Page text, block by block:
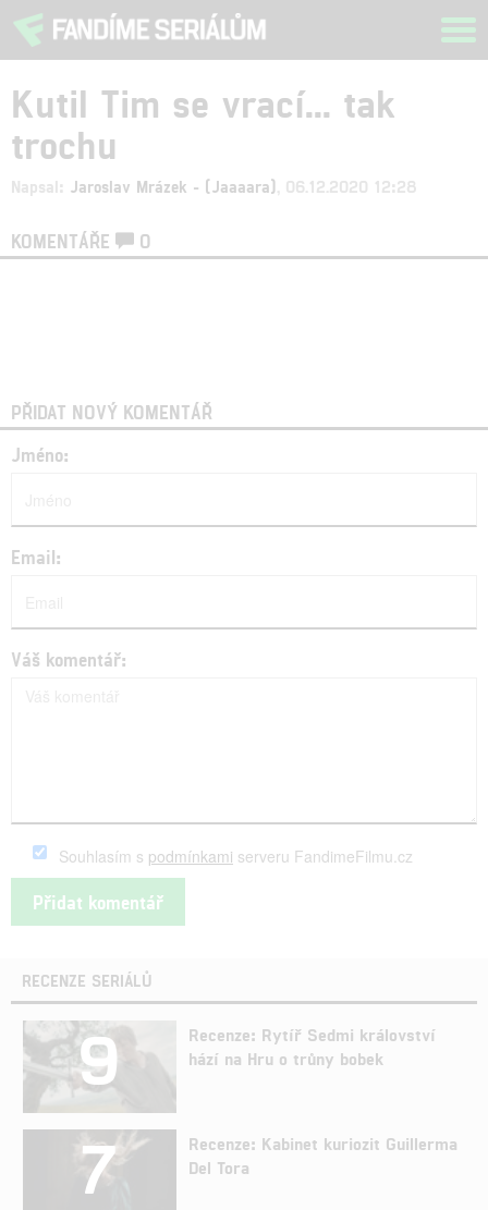
Kutil Tim se vrací... tak
trochu
Napsal: Jaroslav Mrázek - (Jaaaara) , 06.12.2020 12:28
KOMENTÁŘE 0
PŘIDAT NOVÝ KOMENTÁŘ
Jméno:
Email:
Váš komentář:
Souhlasím s podmínkami serveru FandimeFilmu.cz
RECENZE SERIÁLŮ
9
Recenze: Rytíř Sedmi království
hází na Hru o trůny bobek
7
Recenze: Kabinet kuriozit Guillerma
Del Tora